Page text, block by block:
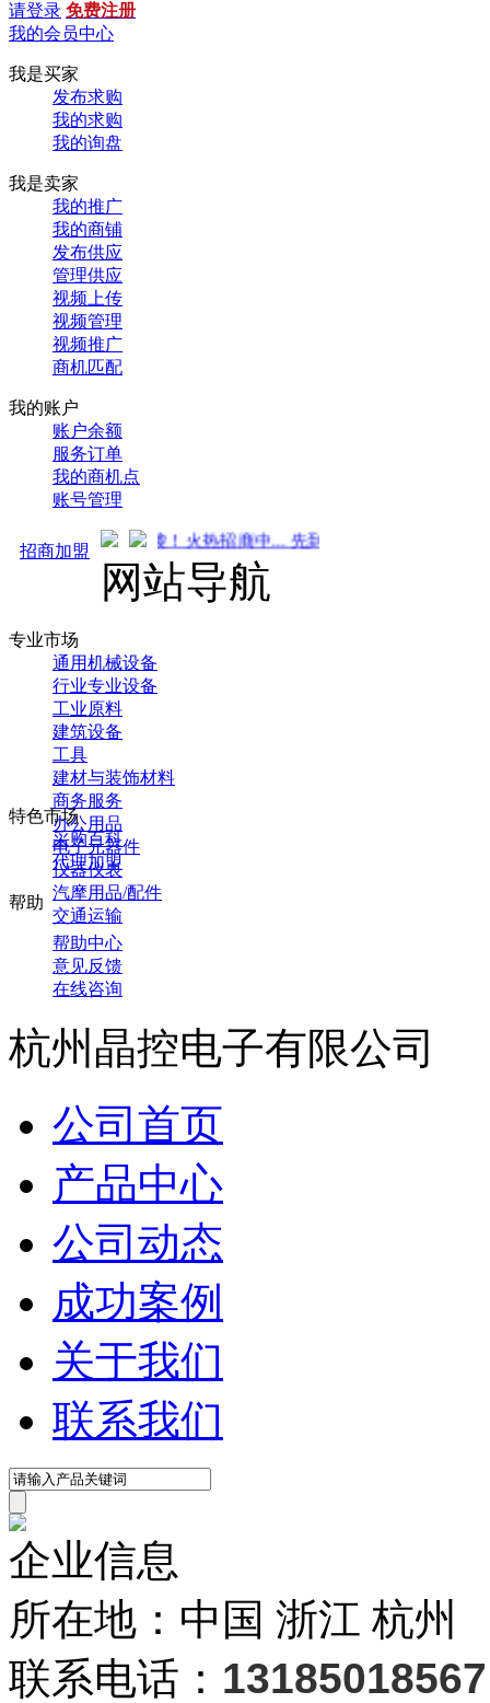
请登录 免费注册
我的会员中心
我是买家
发布求购
我的求购
我的询盘
我是卖家
我的推广
我的商铺
发布供应
管理供应
视频上传
视频管理
视频推广
商机匹配
我的账户
账户余额
服务订单
我的商机点
账号管理
招商加盟
强势来袭！火热招商中... 先到先得 ！
网站导航
专业市场
通用机械设备
行业专业设备
工业原料
建筑设备
工具
建材与装饰材料
商务服务
办公用品
电子元器件
仪器仪表
汽摩用品/配件
交通运输
特色市场
采购百科
代理加盟
帮助
帮助中心
意见反馈
在线咨询
杭州晶控电子有限公司
公司首页
产品中心
公司动态
成功案例
关于我们
联系我们
企业信息
所在地：中国 浙江 杭州
联系电话： 13185018567